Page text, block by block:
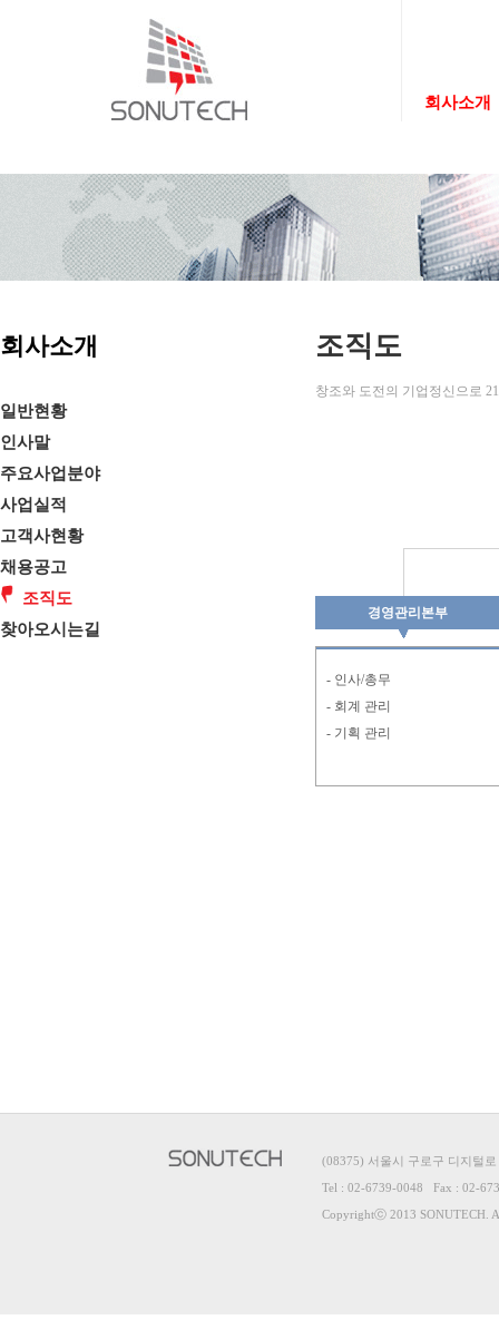
회사소개
회사소개
일반현황
인사말
주요사업분야
사업실적
고객사현황
채용공고
조직도
찾아오시는길
조직도
창조와 도전의 기업정신으로
경영관리본부
- 인사/총무
- 회계 관리
- 기획 관리
(08375) 서울시 구로구 디지털
Tel : 02-6739-0048 Fax : 02-
Copyrightⓒ 2013 SONUTECH.